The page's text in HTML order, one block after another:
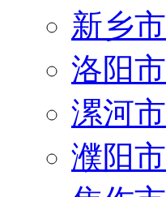
新乡市
洛阳市
漯河市
濮阳市